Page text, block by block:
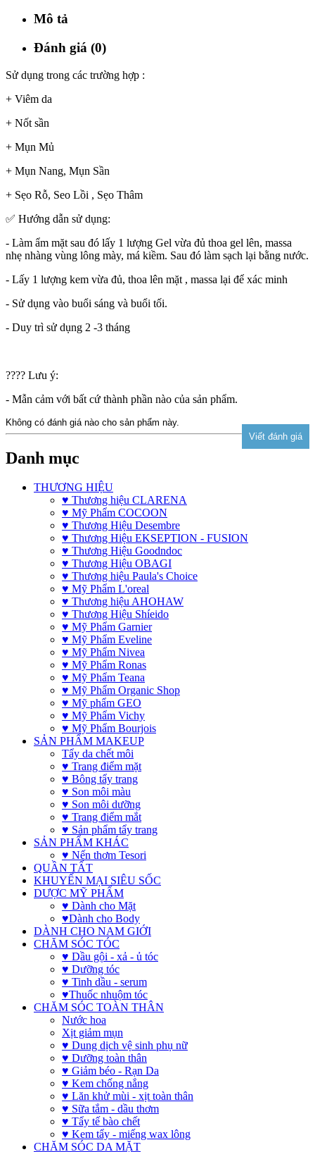
Mô tả
Đánh giá (0)
Sử dụng trong các trường hợp :
+ Viêm da
+ Nốt sần
+ Mụn Mủ
+ Mụn Nang, Mụn Sần
+ Sẹo Rỗ, Seo Lồi , Sẹo Thâm
✅ Hướng dẫn sử dụng:
- Làm ẩm mặt sau đó lấy 1 lượng Gel vừa đủ thoa gel lên, massa
nhẹ nhàng vùng lông mày, má kiềm. Sau đó làm sạch lại bằng nước.
- Lấy 1 lượng kem vừa đủ, thoa lên mặt , massa lại để xác minh
- Sử dụng vào buổi sáng và buổi tối.
- Duy trì sử dụng 2 -3 tháng
???? Lưu ý:
- Mẫn cảm với bất cứ thành phần nào của sản phẩm.
Không có đánh giá nào cho sản phẩm này.
Danh mục
THƯƠNG HIỆU
♥ Thương hiệu CLARENA
♥ Mỹ Phẩm COCOON
♥ Thương Hiệu Desembre
♥ Thương Hiệu EKSEPTION - FUSION
♥ Thương Hiệu Goodndoc
♥ Thương Hiệu OBAGI
♥ Thương hiệu Paula's Choice
♥ Mỹ Phẩm L'oreal
♥ Thương hiệu AHOHAW
♥ Thương Hiệu Shíeido
♥ Mỹ Phẩm Garnier
♥ Mỹ Phẩm Eveline
♥ Mỹ Phẩm Nivea
♥ Mỹ Phẩm Ronas
♥ Mỹ Phẩm Teana
♥ Mỹ Phẩm Organic Shop
♥ Mỹ phẩm GEO
♥ Mỹ Phẩm Vichy
♥ Mỹ Phẩm Bourjois
SẢN PHẨM MAKEUP
Tẩy da chết môi
♥ Trang điểm mặt
♥ Bông tẩy trang
♥ Son môi màu
♥ Son môi dưỡng
♥ Trang điểm mắt
♥ Sản phẩm tẩy trang
SẢN PHẨM KHÁC
♥ Nến thơm Tesori
QUẦN TẤT
KHUYẾN MẠI SIÊU SỐC
DƯỢC MỸ PHẨM
♥ Dành cho Mặt
♥Dành cho Body
DÀNH CHO NAM GIỚI
CHĂM SÓC TÓC
♥ Dầu gội - xả - ủ tóc
♥ Dưỡng tóc
♥ Tinh dầu - serum
♥Thuốc nhuộm tóc
CHĂM SÓC TOÀN THÂN
Nước hoa
Xịt giảm mụn
♥ Dung dịch vệ sinh phụ nữ
♥ Dưỡng toàn thân
♥ Giảm béo - Rạn Da
♥ Kem chống nắng
♥ Lăn khử mùi - xịt toàn thân
♥ Sữa tắm - dầu thơm
♥ Tẩy tế bào chết
♥ Kem tẩy - miếng wax lông
CHĂM SÓC DA MẶT